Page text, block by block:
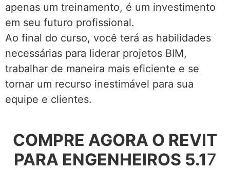
apenas um treinamento, é um investimento
em seu futuro profissional.
Ao final do curso, você terá as habilidades
necessárias para liderar projetos BIM,
trabalhar de maneira mais eficiente e se
tornar um recurso inestimável para sua
equipe e clientes.
COMPRE AGORA O REVIT
PARA ENGENHEIROS 5.17